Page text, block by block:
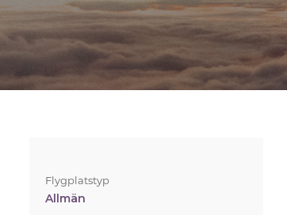
Flygplatstyp
Allmän